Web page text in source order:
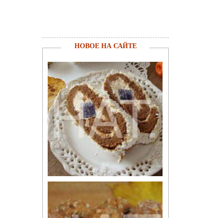
НОВОЕ НА САЙТЕ